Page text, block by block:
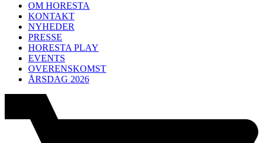
OM HORESTA
KONTAKT
NYHEDER
PRESSE
HORESTA PLAY
EVENTS
OVERENSKOMST
ÅRSDAG 2026